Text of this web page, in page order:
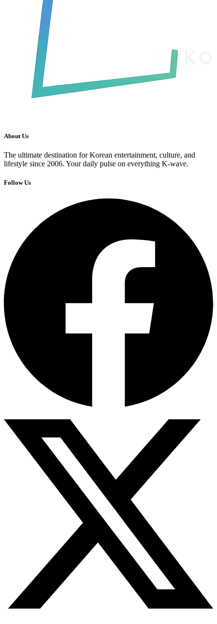
About Us
The ultimate destination for Korean entertainment, culture, and
lifestyle since 2006. Your daily pulse on everything K-wave.
Follow Us